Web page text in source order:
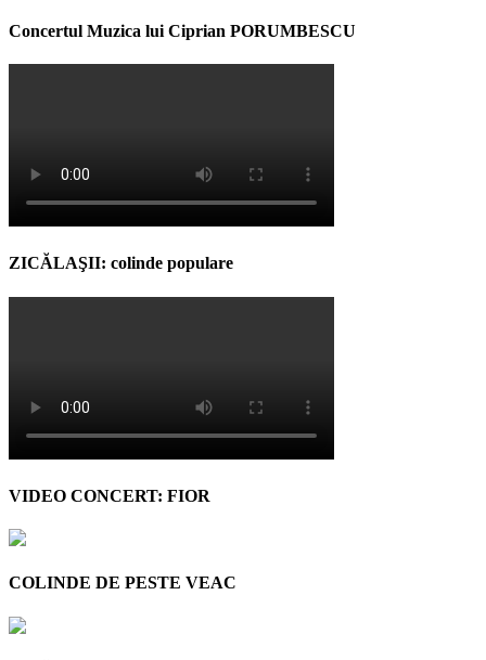
Concertul Muzica lui Ciprian PORUMBESCU
ZICĂLAŞII: colinde populare
VIDEO CONCERT: FIOR
COLINDE DE PESTE VEAC